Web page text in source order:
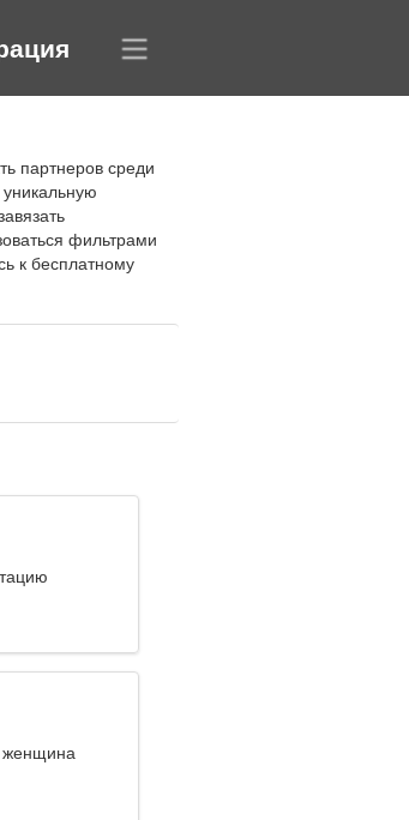
партнеров среди
фильтрами
к бесплатному
женщина